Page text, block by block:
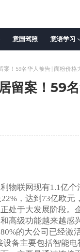
意国驾照 意语学习
案！59名华人被告 | 面粉价格
留案！59
物联网现有1.1亿个
22% ，达到73亿欧元
处于大发展阶段。
高级功能越来越感
80%的大公司已经激
备主要包括智能